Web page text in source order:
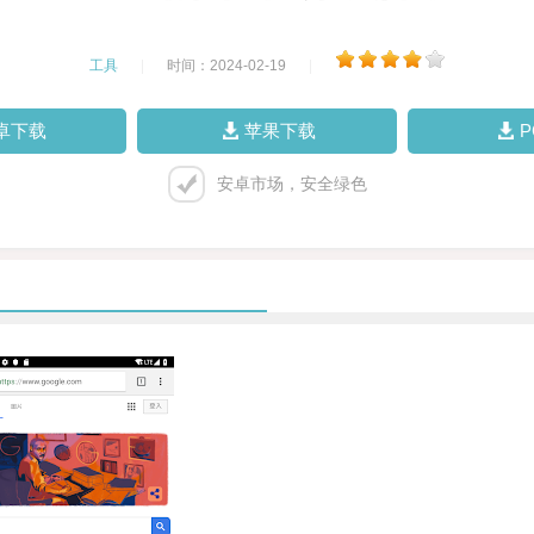
工具 时间：2024-02-19
下载 苹果下载
安卓市场，安全绿色